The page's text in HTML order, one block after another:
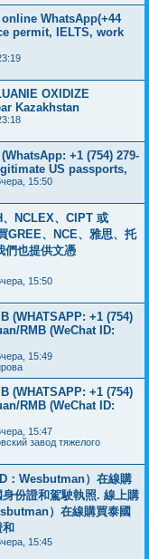
WhatsApp(+44
permit, IELTS, work
OXIDIZE
Kazakhstan
+1 (754) 279-
US passports,
15:50
NCLEX、CIPT 或
GREE、NCE、雅思、托
們也提供文憑
15:50
(WHATSAPP: +1 (754)
RMB (WeChat ID:
15:49
(WHATSAPP: +1 (754)
RMB (WeChat ID:
15:47
завод тяжелого
：Wesbutman）在線購
份證和駕駛執照. 線上購
）在線購買泰國
和
15:45